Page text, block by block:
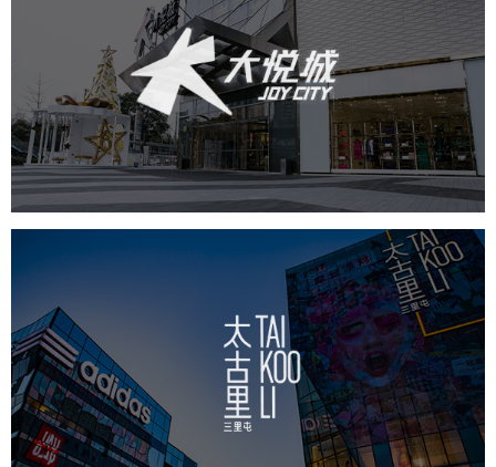
中粮·大悦城
房地产 商业地产 地产网站建设 网页设计
太古里
房地产 商业地产 地产网站建设
品牌官网